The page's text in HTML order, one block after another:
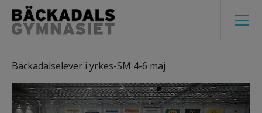
Bäckadalselever i yrkes-SM 4-6 maj